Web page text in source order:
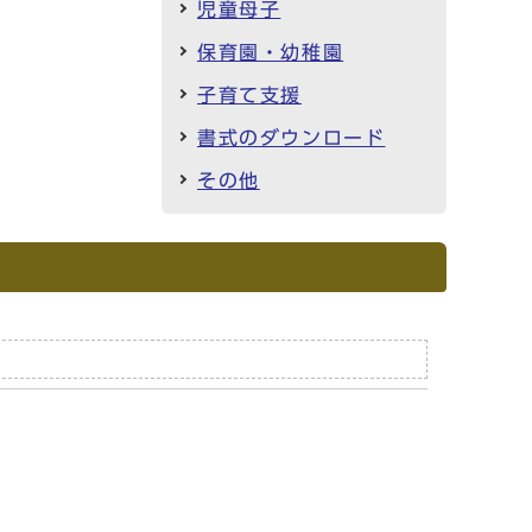
児童母子
保育園・幼稚園
子育て支援
書式のダウンロード
その他